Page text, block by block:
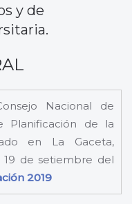
y de
Nacional de
Planificación de la
en La Gaceta,
19 de setiembre del
2019